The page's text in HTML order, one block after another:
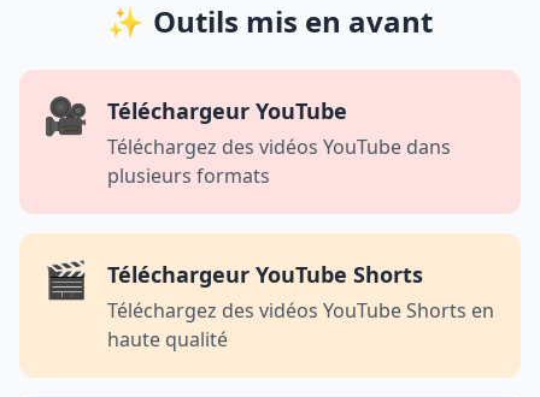
✨ Outils mis en avant
🎥 Téléchargeur YouTube
Téléchargez des vidéos YouTube dans
plusieurs formats
🎬 Téléchargeur YouTube Shorts
Téléchargez des vidéos YouTube Shorts en
haute qualité